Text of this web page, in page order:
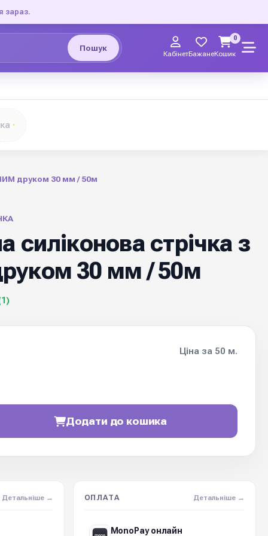
зараз.
Пошук
КабінетБажанеКошик
0
друком 30 мм / 50м
силіконова стрічка з
30 мм / 50м
Ціна за 50 м.
Додати до кошика
Детальніше → ОПЛАТА Детальніше →
MonoPay онлайн